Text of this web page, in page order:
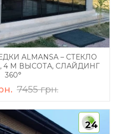
ALMANSA – СТЕКЛО
4 М ВЫСОТА, СЛАЙДИНГ
360°
7455 грн.
24